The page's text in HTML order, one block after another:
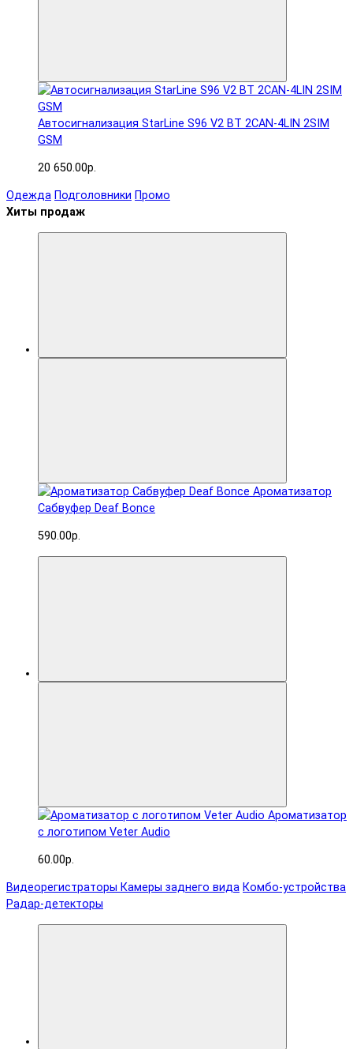
Автосигнализация StarLine S96 V2 BT 2CAN-4LIN 2SIM
GSM
20 650.00р.
Одежда Подголовники Промо
Хиты продаж
Ароматизатор
Сабвуфер Deaf Bonce
590.00р.
Ароматизатор
с логотипом Veter Audio
60.00р.
Видеорегистраторы Камеры заднего вида Комбо-устройства
Радар-детекторы